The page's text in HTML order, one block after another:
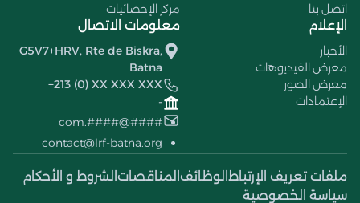
اتصل بنا
مركز الإحصائيات
الإعلام
الأخبار
معرض الفيديوهات
معرض الصور
الإعتمادات
معلومات الاتصال
G5V7+HRV, Rte de Biskra,
Batna
+213 (0) XX XXX XXX
-
####@####.com
contact@lrf-batna.org
ملفات تعريف الإرتباط الوظائف المناقصات الشروط و الأحكام
سياسة الخصوصية